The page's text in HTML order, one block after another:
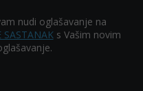
nudi oglašavanje na
SASTANAKs Vašim novim